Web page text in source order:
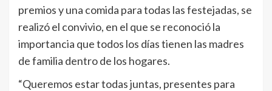
premios y una comida para todas las festejadas, se
realizó el convivio, en el que se reconoció la
importancia que todos los días tienen las madres
de familia dentro de los hogares.
“Queremos estar todas juntas, presentes para